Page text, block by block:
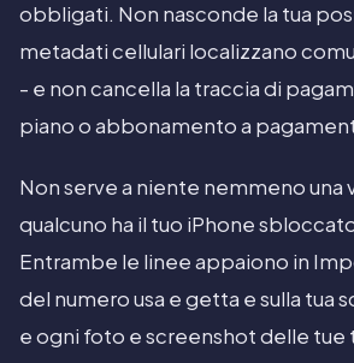
obbligati. Non nasconde la tua
metadati cellulari localizzano
- e non cancella la traccia di
piano o abbonamento a
Non serve a niente nemmeno una
qualcuno ha il tuo iPhone
Entrambe le linee appaiono in
del numero usa e getta e sulla tua
e ogni foto e screenshot delle tue